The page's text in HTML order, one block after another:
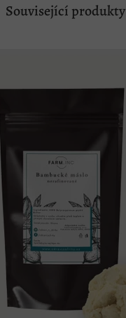
Související produkty